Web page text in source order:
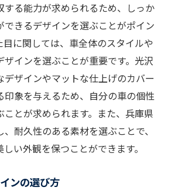
ンのトレンドを押さえる
材とその特徴
した新しい選択肢
ドの最新モデルを紹介
ズ可能なオプションを探る
ンド予測と選び方
限に引き出すためのホイールカ
能を引き出す選び方
する能力が求められるため、しっか
できるデザインを選ぶことがポイン
目に関しては、車全体のスタイルや
ザインを選ぶことが重要です。光沢
デザインやマットな仕上げのカバー
印象を与えるため、自分の車の個性
ことが求められます。また、兵庫県
耐久性のある素材を選ぶことで、
い外観を保つことができます。
ンの選び方